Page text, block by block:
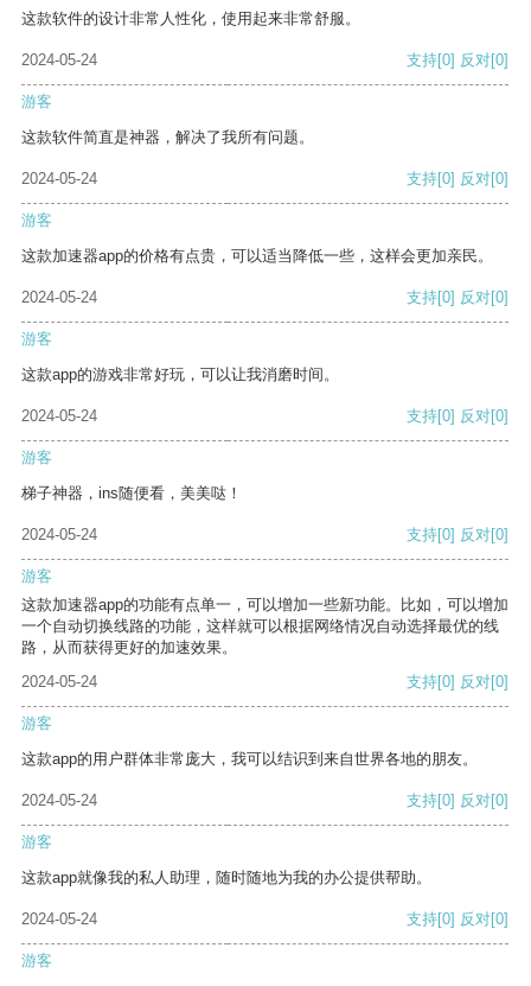
这款软件的设计非常人性化，使用起来非常舒服。
2024-05-24 支持[0] 反对[0]
游客
这款软件简直是神器，解决了我所有问题。
2024-05-24 支持[0] 反对[0]
游客
这款加速器app的价格有点贵，可以适当降低一些，这样会更加亲民。
2024-05-24 支持[0] 反对[0]
游客
这款app的游戏非常好玩，可以让我消磨时间。
2024-05-24 支持[0] 反对[0]
游客
梯子神器，ins随便看，美美哒！
2024-05-24 支持[0] 反对[0]
游客
这款加速器app的功能有点单一，可以增加一些新功能。比如，可以增加
一个自动切换线路的功能，这样就可以根据网络情况自动选择最优的线
路，从而获得更好的加速效果。
2024-05-24
支持[0] 反对[0]
游客
这款app的用户群体非常庞大，我可以结识到来自世界各地的朋友。
2024-05-24 支持[0] 反对[0]
游客
这款app就像我的私人助理，随时随地为我的办公提供帮助。
2024-05-24 支持[0] 反对[0]
游客